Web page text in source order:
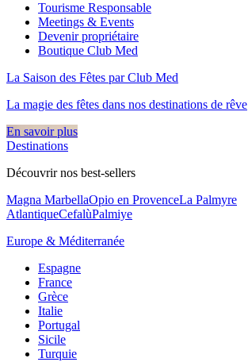
Tourisme Responsable
Meetings & Events
Devenir propriétaire
Boutique Club Med
La Saison des Fêtes par Club Med
La magie des fêtes dans nos destinations de rêve​
En savoir plus
Destinations
Découvrir nos best-sellers
Magna MarbellaOpio en ProvenceLa Palmyre
AtlantiqueCefalùPalmiye
Europe & Méditerranée
Espagne
France
Grèce
Italie
Portugal
Sicile
Turquie